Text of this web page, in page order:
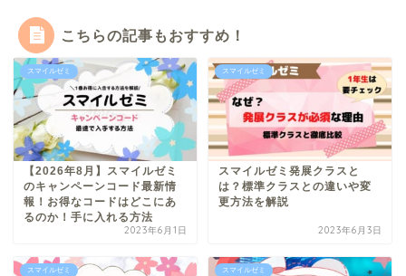
こちらの記事もおすすめ！
スマイルゼミ
【2026年8月】スマイルゼミ
のキャンペーンコード最新情
報！お得なコードはどこにあ
るのか！手に入れる方法
2023年6月1日
スマイルゼミ
スマイルゼミ発展クラスと
は？標準クラスとの違いや変
更方法を解説
2023年6月3日
スマイルゼミ スマイルゼミ